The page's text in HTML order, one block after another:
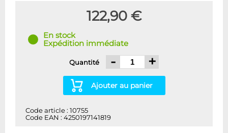
122,90 €
En stock
Expédition immédiate
Quantité - +
Ajouter au panier
Code article : 10755
Code EAN : 4250197141819